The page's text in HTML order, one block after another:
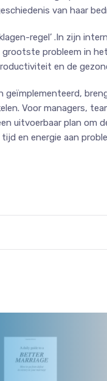
van haar
regel’ .In zijn
probleem in
en de
Voor managers,
uitvoerbaar plan
en energie aan